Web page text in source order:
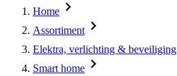
Home
Assortiment
Elektra, verlichting & beveiliging
Smart home